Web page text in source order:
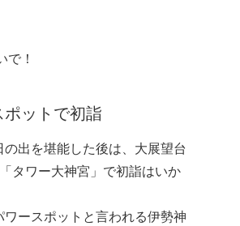
！
ポットで初詣
の出を堪能した後は、大展望台
タワー大神宮」で初詣はいか
ワースポットと言われる伊勢神